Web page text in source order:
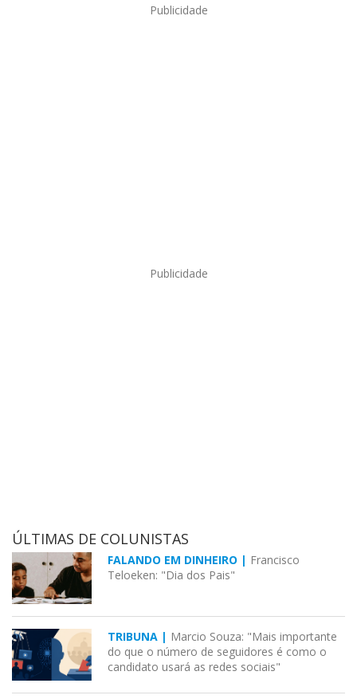
Publicidade
Publicidade
ÚLTIMAS DE COLUNISTAS
FALANDO EM DINHEIRO | Francisco
Teloeken: "Dia dos Pais"
TRIBUNA | Marcio Souza: "Mais importante
do que o número de seguidores é como o
candidato usará as redes sociais"